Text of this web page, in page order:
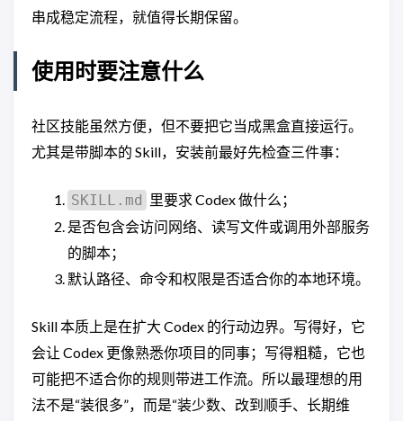
串成稳定流程，就值得长期保留。
使用时要注意什么
社区技能虽然方便，但不要把它当成黑盒直接运行。
尤其是带脚本的 Skill，安装前最好先检查三件事：
SKILL.md 里要求 Codex 做什么；
是否包含会访问网络、读写文件或调用外部服务
的脚本；
默认路径、命令和权限是否适合你的本地环境。
Skill 本质上是在扩大 Codex 的行动边界。写得好，它
会让 Codex 更像熟悉你项目的同事；写得粗糙，它也
可能把不适合你的规则带进工作流。所以最理想的用
法不是“装很多”，而是“装少数、改到顺手、长期维